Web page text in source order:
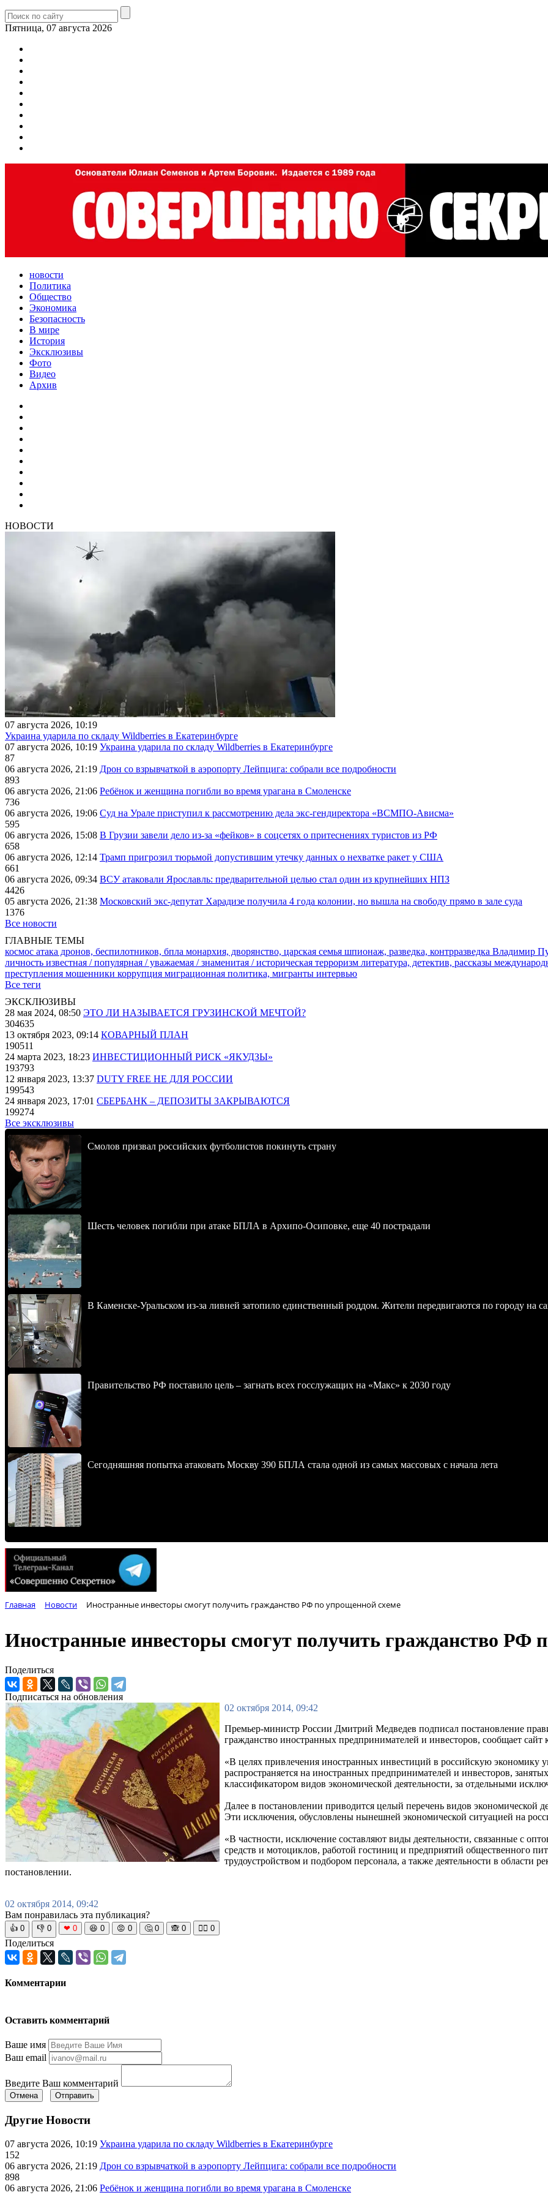
Пятница, 07 августа 2026
новости
Политика
Общество
Экономика
Безопасность
В мире
История
Эксклюзивы
Фото
Видео
Архив
НОВОСТИ
07 августа 2026, 10:19
Украина ударила по складу Wildberries в Екатеринбурге
07 августа 2026, 10:19 Украина ударила по складу Wildberries в Екатеринбурге
87
06 августа 2026, 21:19 Дрон со взрывчаткой в аэропорту Лейпцига: собрали все подробности
893
06 августа 2026, 21:06 Ребёнок и женщина погибли во время урагана в Смоленске
736
06 августа 2026, 19:06 Суд на Урале приступил к рассмотрению дела экс-гендиректора «ВСМПО-Ависма»
595
06 августа 2026, 15:08 В Грузии завели дело из-за «фейков» в соцсетях о притеснениях туристов из РФ
658
06 августа 2026, 12:14 Трамп пригрозил тюрьмой допустившим утечку данных о нехватке ракет у США
661
06 августа 2026, 09:34 ВСУ атаковали Ярославль: предварительной целью стал один из крупнейших НПЗ
4426
05 августа 2026, 21:38 Московский экс-депутат Харадизе получила 4 года колонии, но вышла на свободу прямо в зале суда
1376
Все новости
ГЛАВНЫЕ ТЕМЫ
космос атака дронов, беспилотников, бпла монархия, дворянство, царская семья шпионаж, разведка, контрразведка Владимир
личность известная / популярная / уважаемая / знаменитая / историческая терроризм литература, детектив, рассказы
преступления мошенники коррупция миграционная политика, мигранты интервью
Все теги
ЭКСКЛЮЗИВЫ
28 мая 2024, 08:50 ЭТО ЛИ НАЗЫВАЕТСЯ ГРУЗИНСКОЙ МЕЧТОЙ?
304635
13 октября 2023, 09:14 КОВАРНЫЙ ПЛАН
190511
24 марта 2023, 18:23 ИНВЕСТИЦИОННЫЙ РИСК «ЯКУДЗЫ»
193793
12 января 2023, 13:37 DUTY FREE НЕ ДЛЯ РОССИИ
199543
24 января 2023, 17:01 СБЕРБАНК – ДЕПОЗИТЫ ЗАКРЫВАЮТСЯ
199274
Все эксклюзивы
Смолов призвал российских футболистов покинуть страну
Шесть человек погибли при атаке БПЛА в Архипо-Осиповке, еще 40 пострадали
В Каменске-Уральском из-за ливней затопило единственный роддом. Жители передвигаются по городу на
Правительство РФ поставило цель – загнать всех госслужащих на «Макс» к 2030 году
Сегодняшняя попытка атаковать Москву 390 БПЛА стала одной из самых массовых с начала лета
Главная Новости Иностранные инвесторы смогут получить гражданство РФ по упрощенной схеме
Иностранные инвесторы смогут получить гражданство РФ
Поделиться
Подписаться на обновления
02 октября 2014, 09:42
Премьер-министр России Дмитрий Медведев подписал постановление
гражданство иностранных предпринимателей и инвесторов, сообщает сайт
«В целях привлечения иностранных инвестиций в российскую экономику
распространяется на иностранных предпринимателей и инвесторов,
классификатором видов экономической деятельности, за отдельными
Далее в постановлении приводится целый перечень видов экономической
Эти исключения, обусловлены нынешней экономической ситуацией на
«В частности, исключение составляют виды деятельности, связанные с
средств и мотоциклов, работой гостиниц и предприятий общественного
трудоустройством и подбором персонала, а также деятельности в области
постановлении.
02 октября 2014, 09:42
Вам понравилась эта публикация?
👍 0 👎 0 ❤ 0 😆 0 😡 0 🤔 0 🙈 0 🧘‍♀️ 0
Поделиться
Комментарии
Оставить комментарий
Ваше имя
Ваш email
Введите Ваш комментарий
Отмена Отправить
Другие Новости
07 августа 2026, 10:19 Украина ударила по складу Wildberries в Екатеринбурге
152
06 августа 2026, 21:19 Дрон со взрывчаткой в аэропорту Лейпцига: собрали все подробности
898
06 августа 2026, 21:06 Ребёнок и женщина погибли во время урагана в Смоленске